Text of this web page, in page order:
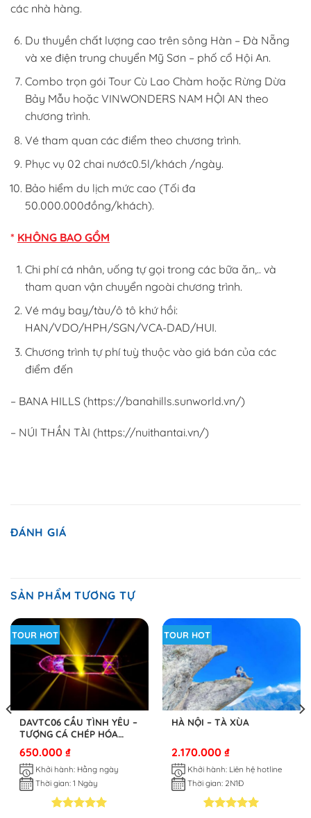
các nhà hàng.
Du thuyền chất lượng cao trên sông Hàn – Đà Nẵng
và xe điện trung chuyển Mỹ Sơn – phố cổ Hội An.
Combo trọn gói Tour Cù Lao Chàm hoặc Rừng Dừa
Bảy Mẫu hoặc VINWONDERS NAM HỘI AN theo
chương trình.
Vé tham quan các điểm theo chương trình.
Phục vụ 02 chai nước0.5l/khách /ngày.
Bảo hiểm du lịch mức cao (Tối đa
50.000.000đồng/khách).
* KHÔNG BAO GỒM
Chi phí cá nhân, uống tự gọi trong các bữa ăn,.. và
tham quan vận chuyển ngoài chương trình.
Vé máy bay/tàu/ô tô khứ hồi:
HAN/VDO/HPH/SGN/VCA-DAD/HUI.
Chương trình tự phí tuỳ thuộc vào giá bán của các
điểm đến
– BANA HILLS (https://banahills.sunworld.vn/)
– NÚI THẦN TÀI (https://nuithantai.vn/)
ĐÁNH GIÁ
SẢN PHẨM TƯƠNG TỰ
TOUR HOT
DAVTC06 CẦU TÌNH YÊU –
TƯỢNG CÁ CHÉP HÓA
RỒNG – DU THUYỀN
SÔNG HÀN 1 NGÀY
650.000₫
Khởi hành: Hằng ngày
Thời gian: 1 Ngày
TOUR HOT
HÀ NỘI – TÀ XÙA
2.170.000₫
Khởi hành: Liên hệ hotline
Thời gian: 2N1Đ